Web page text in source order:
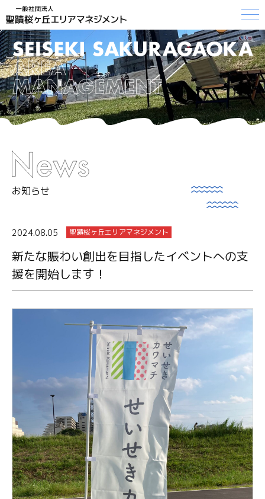
お知らせ
2024.08.05 聖蹟桜ヶ丘エリアマネジメント
新たな賑わい創出を目指したイベントへの支
援を開始します！